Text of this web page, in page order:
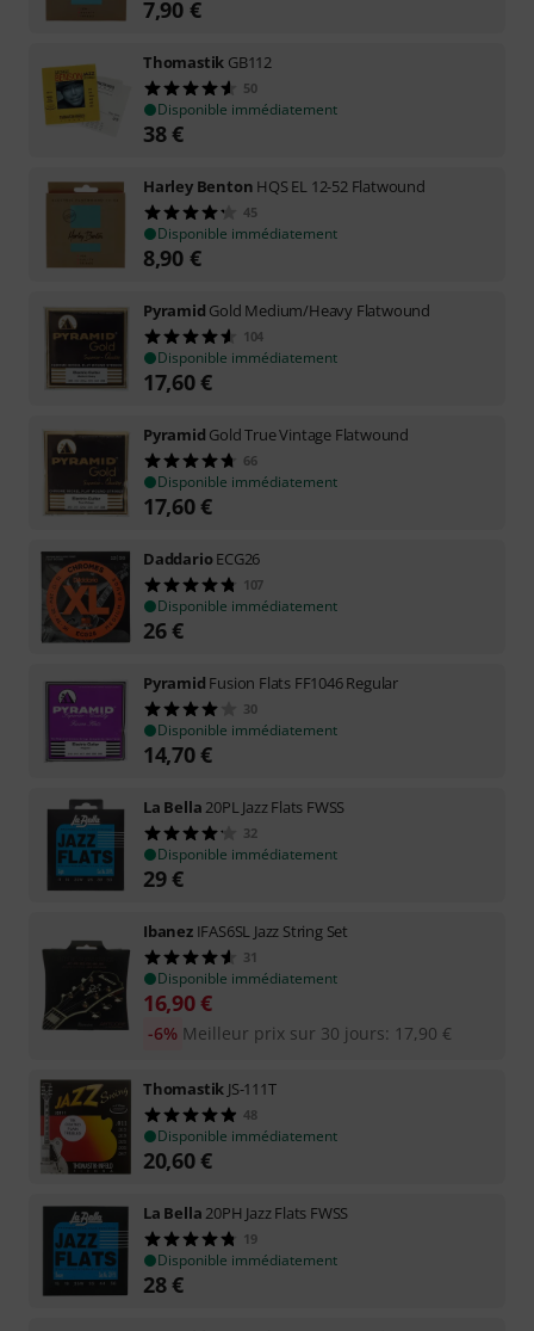
7,90 €
Thomastik GB112
50
Disponible immédiatement
38€
Harley Benton HQS EL 12-52 Flatwound
45
Disponible immédiatement
8,90 €
Pyramid Gold Medium/Heavy Flatwound
104
Disponible immédiatement
17,60€
Pyramid Gold True Vintage Flatwound
66
Disponible immédiatement
17,60€
DaddarioECG26
107
Disponible immédiatement
26€
Pyramid Fusion Flats FF1046 Regular
30
Disponible immédiatement
14,70€
La Bella 20PL Jazz Flats FWSS
32
Disponible immédiatement
29€
Ibanez IFAS6SL Jazz String Set
31
Disponible immédiatement
16,90€
Meilleur prix sur 30 jours: 17,90 €
-6%
Thomastik JS-111T
48
Disponible immédiatement
20,60€
La Bella 20PH Jazz Flats FWSS
19
Disponible immédiatement
28€